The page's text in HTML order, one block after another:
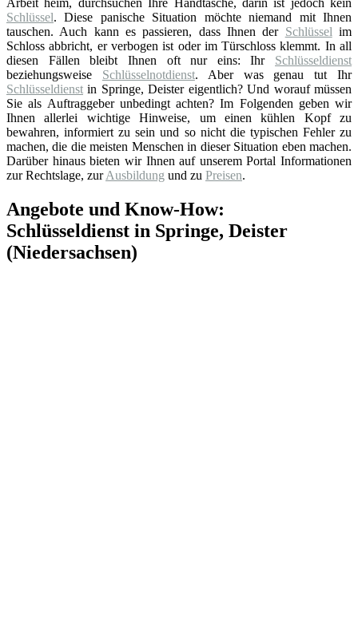
Schlüssel. Diese panische Situation möchte niemand mit Ihnen
tauschen. Auch kann es passieren, dass Ihnen der Schlüssel im
Schloss abbricht, er verbogen ist oder im Türschloss klemmt. In all
diesen Fällen bleibt Ihnen oft nur eins: Ihr Schlüsseldienst
beziehungsweise Schlüsselnotdienst. Aber was genau tut Ihr
Schlüsseldienst in Springe, Deister eigentlich? Und worauf müssen
Sie als Auftraggeber unbedingt achten? Im Folgenden geben wir
Ihnen allerlei wichtige Hinweise, um einen kühlen Kopf zu
bewahren, informiert zu sein und so nicht die typischen Fehler zu
machen, die die meisten Menschen in dieser Situation eben machen.
Darüber hinaus bieten wir Ihnen auf unserem Portal Informationen
zur Rechtslage, zurAusbildung und zu Preisen.
Angebote und Know-How:
Schlüsseldienst in Springe, Deister
(Niedersachsen)